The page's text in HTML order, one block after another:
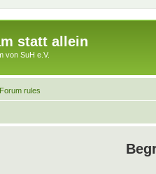
statt allein
von SuH e.V.
Forum rules